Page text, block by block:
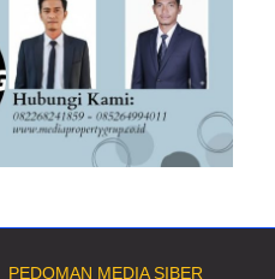
PEDOMAN MEDIA SIBER